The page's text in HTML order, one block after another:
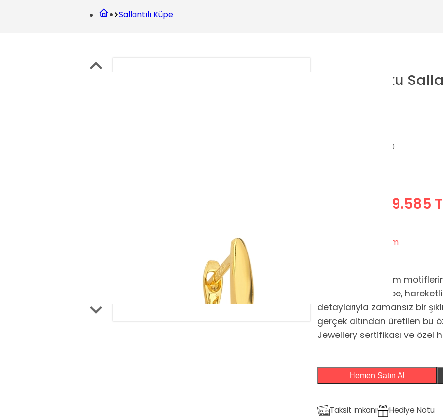
Sallantılı Küpe
Kadim Doku
Model Kodu: QKP-480
59.585
Yaza Özel %15 İndirim
Anadolu’nun kadim
Doku Sallantılı Küpe,
detaylarıyla zamansız bir
gerçek altından üretilen bu
Jewellery sertifikası ve özel
Hemen Satın Al
Taksit imkanı Hediye Notu